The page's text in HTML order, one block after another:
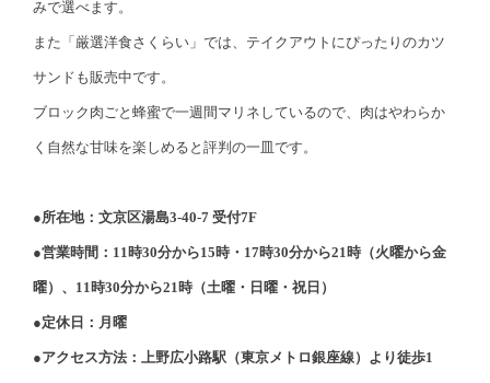
みで選べます。
また「厳選洋食さくらい」では、テイクアウトにぴったりのカツ
サンドも販売中です。
ブロック肉ごと蜂蜜で一週間マリネしているので、肉はやわらか
く自然な甘味を楽しめると評判の一皿です。
●所在地：文京区湯島3-40-7 受付7F
●営業時間：11時30分から15時・17時30分から21時（火曜から金
曜）、11時30分から21時（土曜・日曜・祝日）
●定休日：月曜
●アクセス方法：上野広小路駅（東京メトロ銀座線）より徒歩1